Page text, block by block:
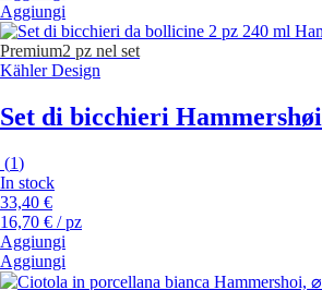
Aggiungi
Premium2 pz nel set
Kähler Design
Set di bicchieri Hammershøi
(1)
In stock
33,40 €
16,70 € / pz
Aggiungi
Aggiungi